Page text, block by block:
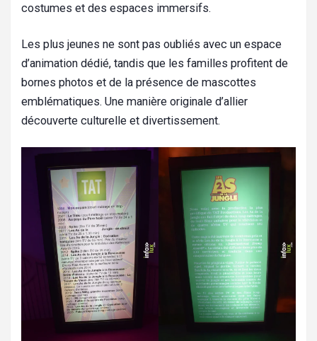
costumes et des espaces immersifs.
Les plus jeunes ne sont pas oubliés avec un espace
d’animation dédié, tandis que les familles profitent de
bornes photos et de la présence de mascottes
emblématiques. Une manière originale d’allier
découverte culturelle et divertissement.